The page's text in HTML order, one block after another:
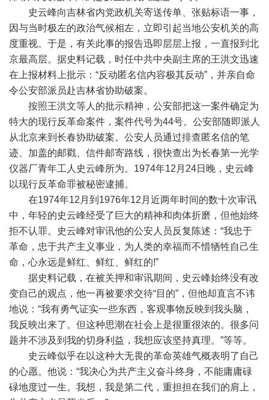
史云峰向吉林省内党政机关寄送传单、张贴标语一事，
因与当时极左的政治气候相左，立即引起当地公安机关的高
度重视。于是，有关此事的报告迅即层层上报，一直报到北
京最高层。据史料记载，时任中共中央副主席的王洪文迅速
在上报材料上批示：“反动匿名信内容极其反动”，并亲自命
令公安部派员赴吉林省协助破案。
按照王洪文等人的批示精神，公安部把这一案件确定为
特大的现行反革命案件，案件代号为44号。公安部随即派人
从北京来到长春协助破案。公安人员通过排查匿名信的笔
迹、加盖的邮戳、信件邮寄路线，很快查出为长春第一光学
仪器厂青年工人史云峰所为。1974年12月24日晚，史云峰
以现行反革命罪被秘密逮捕。
在1974年12月到1976年12月近两年时间的数十次审讯
中，年轻的史云峰经受了巨大的精神和肉体折磨，但他始终
拒不认罪。史云峰对审讯他的公安人员反复陈述：“我忠于
革命，忠于共产主义事业，为人类的幸福而不惜牺牲自己生
命，心永远是鲜红、鲜红、鲜红的!”
据史料记载，在被关押和审讯期间，史云峰始终没有改
变自己的观点，他一再被要求交待“目的”，但他却直言不讳
地说：“我有勇气证实一些东西，客观事物反映到我头脑，
我反映出来了。但这种思潮在社会上是很重很浓的。很多问
题并不涉及到我的切身利益，我想应该坚持真理。”等等。
史云峰似乎在以这种大无畏的革命英雄气概表明了自己
的心愿。他说：“我决心为共产主义奋斗终身，不能庸庸碌
碌地度过一生。我想，我是第二代，重担担在我们的肩上，